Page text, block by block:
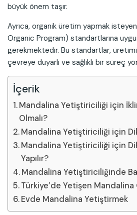
büyük önem taşır.
Ayrıca, organik üretim yapmak
Organic Program) standartlarına
gerekmektedir. Bu standartlar,
çevreye duyarlı ve sağlıklı bir süreç
İçerik
Mandalina Yetiştiriciliği için
Olmalı?
Mandalina Yetiştiriciliği için
Mandalina Yetiştiriciliği için
Yapılır?
Mandalina Yetiştiriciliğinde
Türkiye’de Yetişen
Evde Mandalina Yetiştirmek